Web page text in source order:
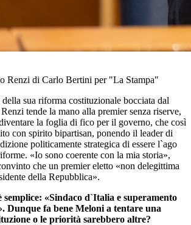
Renzi di Carlo Bertini per "La Stampa"
sua riforma costituzionale bocciata dal
tende la mano alla premier senza riserve,
la foglia di fico per il governo, che così
con spirito bipartisan, ponendo il leader di
politicamente strategica di essere l`ago
«Io sono coerente con la mia storia»,
che un premier eletto «non delegittima
della Repubblica».
«Sindaco d`Italia e superamento
Dunque fa bene Meloni a tentare una
o le priorità sarebbero altre?